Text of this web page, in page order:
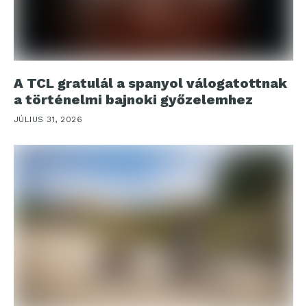
A TCL gratulál a spanyol válogatottnak
a történelmi bajnoki győzelemhez
JÚLIUS 31, 2026